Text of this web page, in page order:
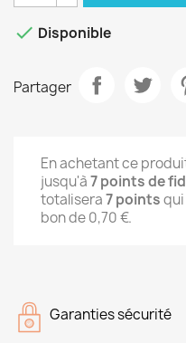
 Disponible
Partager
En achetant ce
jusqu'à7points de
totalisera7points
bon de0,70 €.
Garanties sécurité